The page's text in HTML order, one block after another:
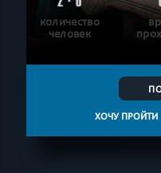
количество
человек
ХОЧУ ПРОЙТИ